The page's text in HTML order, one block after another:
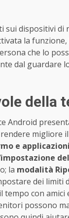
sui dispositivi di
la
che lo
dal guardare
della
Android
migliore
e applicazioni
la modalità
dei limiti
tempo con
possono